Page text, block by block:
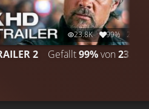
23.8K 99% 2:12
2 Gefällt99%von 23.827